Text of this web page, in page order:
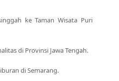
ke Taman Wisata Puri
di Provinsi Jawa Tengah.
di Semarang.